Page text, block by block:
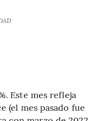
Este mes refleja
(el mes pasado fue